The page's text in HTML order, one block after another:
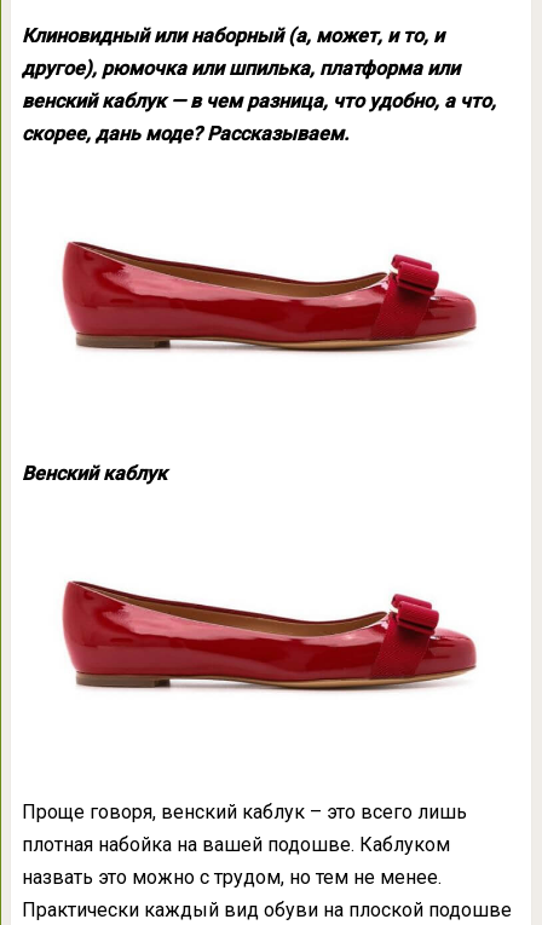
Клиновидный или наборный (а, может, и то, и
другое), рюмочка или шпилька, платформа или
венский каблук — в чем разница, что удобно, а что,
скорее, дань моде? Рассказываем.
Венский каблук
Проще говоря, венский каблук – это всего лишь
плотная набойка на вашей подошве. Каблуком
назвать это можно с трудом, но тем не менее.
Практически каждый вид обуви на плоской подошве